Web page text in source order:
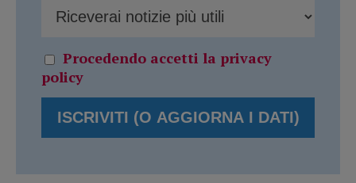
Procedendo accetti la privacy
policy